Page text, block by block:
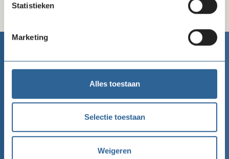
Statistieken
Marketing
Alles toestaan
Selectie toestaan
Weigeren
Goede Doelen Nederland
020 422 99 77
info@goededoelennederland.nl